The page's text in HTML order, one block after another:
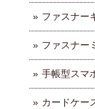
ファスナー
ファスナー
手帳型スマ
カードケー